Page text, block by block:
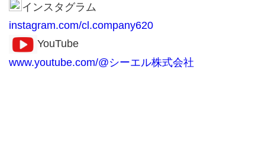
インスタグラム
instagram.com/cl.company620
YouTube
www.youtube.com/@シーエル株式会社